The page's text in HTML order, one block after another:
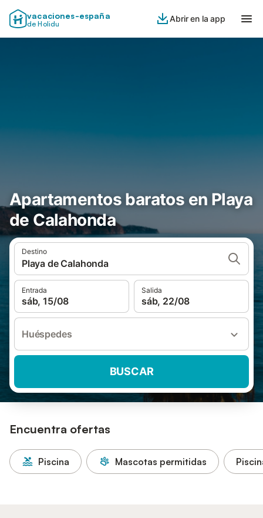
vacaciones-españa
de Holidu
Abrir en la app
Apartamentos baratos en Playa
de Calahonda
Destino
Playa de Calahonda
Entrada
sáb, 15/08
Salida
sáb, 22/08
Huéspedes
BUSCAR
Encuentra ofertas
Piscina Mascotas permitidas